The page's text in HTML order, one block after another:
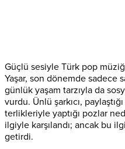
Güçlü sesiyle Türk pop
Yaşar, son dönemde sadece
günlük yaşam tarzıyla da
vurdu. Ünlü şarkıcı,
terlikleriyle yaptığı pozlar
ilgiyle karşılandı; ancak bu
getirdi.